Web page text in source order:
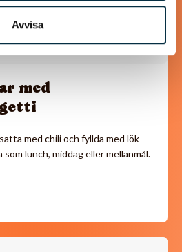
Avvisa
med
med chili och fyllda med lök
lunch, middag eller mellanmål.